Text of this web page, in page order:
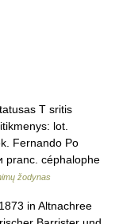
T sritis
lot.
Fernando Po
pranc. céphalophe
žodynas
in Altnachree